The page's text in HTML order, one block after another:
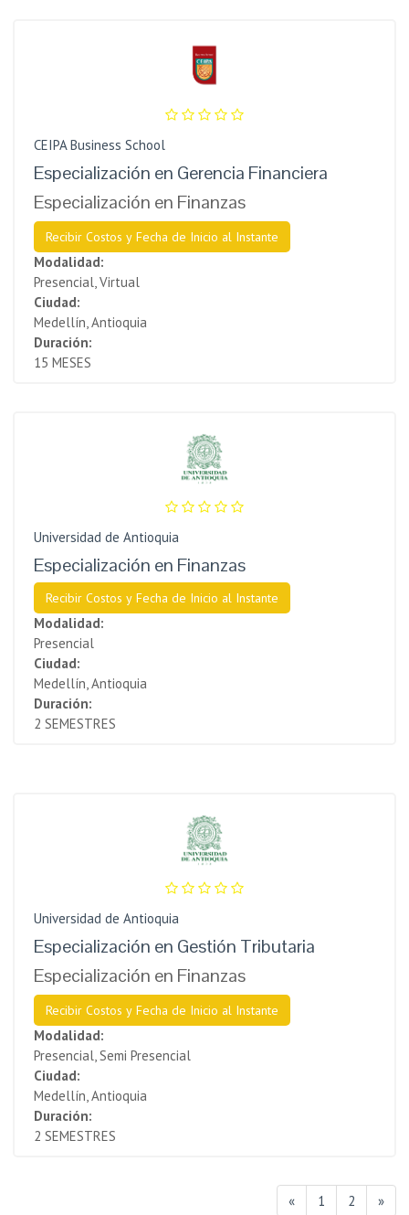
CEIPA Business School
Especialización en Gerencia Financiera
Especialización en Finanzas
Recibir Costos y Fecha de Inicio al Instante
Modalidad:
Presencial, Virtual
Ciudad:
Medellín, Antioquia
Duración:
15 MESES
Universidad de Antioquia
Especialización en Finanzas
Recibir Costos y Fecha de Inicio al Instante
Modalidad:
Presencial
Ciudad:
Medellín, Antioquia
Duración:
2 SEMESTRES
Universidad de Antioquia
Especialización en Gestión Tributaria
Especialización en Finanzas
Recibir Costos y Fecha de Inicio al Instante
Modalidad:
Presencial, Semi Presencial
Ciudad:
Medellín, Antioquia
Duración:
2 SEMESTRES
« 1 2 »